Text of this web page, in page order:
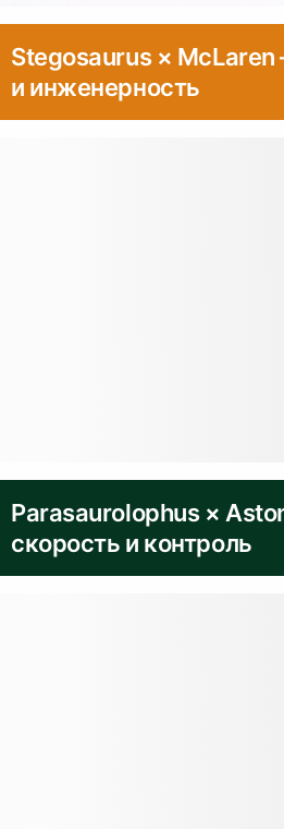
Stegosaurus ×
и инженерность
Parasaurolophus ×
скорость и контроль